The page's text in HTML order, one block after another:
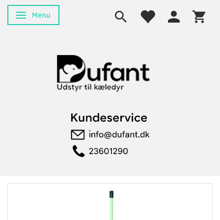
Skifte navigation
Menu